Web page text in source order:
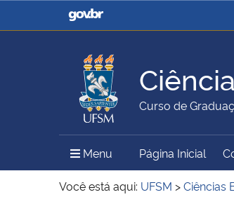
Casa Civil
Ministério da Agricultura,
Pecuária e Abastecimento
Ministério do Meio Ambiente
Curso de
Menu Menu Principal do
Página Inicial
Você está aqui: UFSM >Ciências